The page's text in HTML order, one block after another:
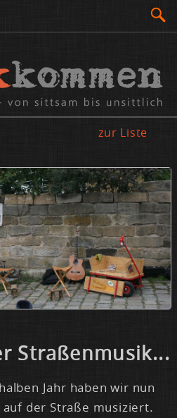
zur Liste
Stra­ßen­mu­sik...
Jahr ha­ben wir nun
der Stra­ße mu­si­ziert.